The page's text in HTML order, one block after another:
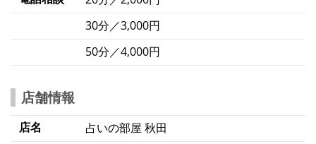
30分／3,000円
50分／4,000円
店舗情報
店名
占いの部屋 秋田